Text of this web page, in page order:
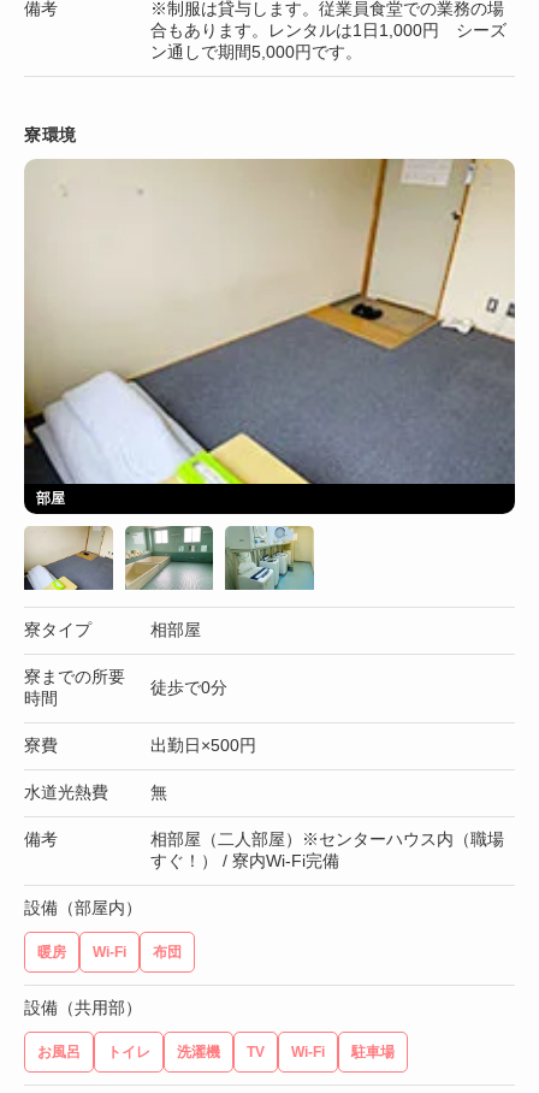
備考
※制服は貸与します。従業員食堂での業務の場
合もあります。レンタルは1日1,000円 シーズ
ン通しで期間5,000円です。
寮環境
部屋
寮タイプ 相部屋
寮までの所要
時間
徒歩で0分
寮費 出勤日×500円
水道光熱費 無
備考
相部屋（二人部屋）※センターハウス内（職場
すぐ！） / 寮内Wi-Fi完備
設備（部屋内）
暖房 Wi-Fi 布団
設備（共用部）
お風呂 トイレ 洗濯機 TV Wi-Fi 駐車場